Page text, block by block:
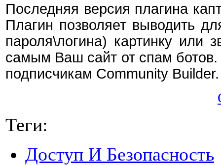
Последняя версия плагина
Плагин позволяет выводить
пароля\логина) картинку или
самым Ваш сайт от спам
подписчикам Community Builder.
Теги:
Доступ И Безопасность